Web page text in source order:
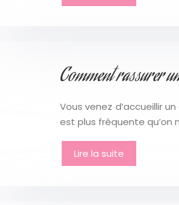
Comment rassurer
Vous venez d’accueillir
est plus fréquente qu’on
Lire la suite